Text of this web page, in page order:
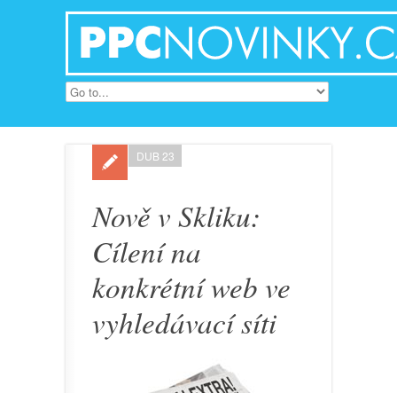
Nově v Skliku:
Cílení na
konkrétní web ve
vyhledávací síti
DUB 23